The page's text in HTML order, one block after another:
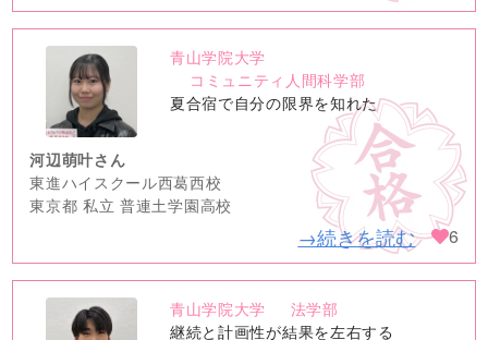
no
image
青山学院大学
コミュニティ人間科学部
夏合宿で自分の限界を知れた
河辺萌叶さん
東進ハイスクール西葛西校
東京都 私立 普連土学園高校
→続きを読む 6
no
青山学院大学
法学部
継続と計画性が結果を左右する